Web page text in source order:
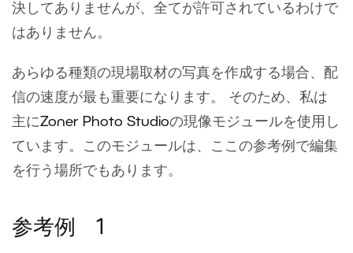
決してありませんが、全てが許可されているわけで
はありません。
あらゆる種類の現場取材の写真を作成する場合、配
信の速度が最も重要になります。 そのため、私は
主にZoner Photo Studioの現像モジュールを使用し
ています。このモジュールは、ここの参考例で編集
を行う場所でもあります。
参考例 1